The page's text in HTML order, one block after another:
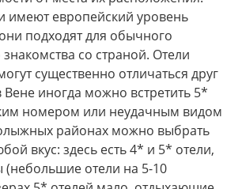
имеют европейский уровень
подходят для обычного
со страной. Отели
существенно отличаться друг
Вене иногда можно встретить 5*
номером или неудачным видом
районах можно выбрать
вкус: здесь есть 4* и 5* отели,
отели на 5-10